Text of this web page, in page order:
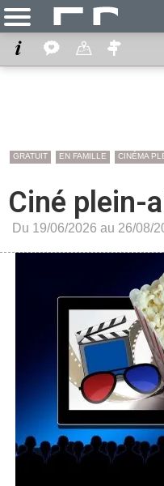
GRATUIT EN FAMILLE CINÉMA
Ciné plein-
Du 19/06/2026 au 26/08/